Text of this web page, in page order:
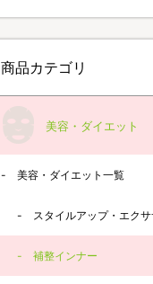
商品カテゴリ
美容・ダイエット
美容・ダイエット一覧
スタイルアップ・エク
補整インナー